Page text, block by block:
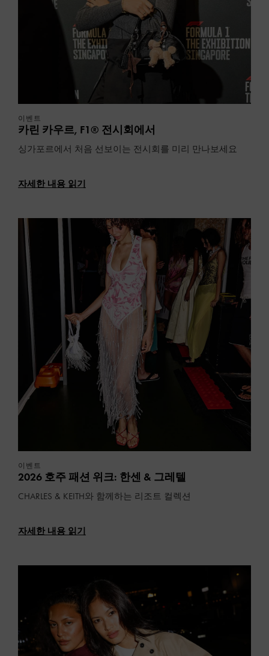
이벤트
카린 카우르, F1® 전시회에서
싱가포르에서 처음 선보이는 전시회를 미리 만나보세요
자세한 내용 읽기
이벤트
2026 호주 패션 위크: 한센 & 그레텔
CHARLES & KEITH와 함께하는 리조트 컬렉션
자세한 내용 읽기